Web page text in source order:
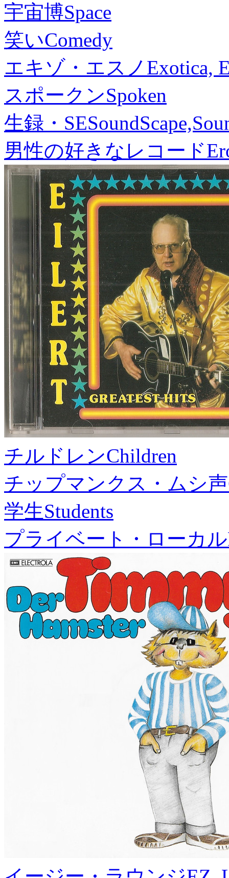
宇宙博Space
笑いComedy
エキゾ・エスノ Exotica,
スポークンSpoken
生録・SE
男性の好きなレコード
チルドレンChildren
チップマンクス・ムシ声
学生Students
プライベート・ローカル